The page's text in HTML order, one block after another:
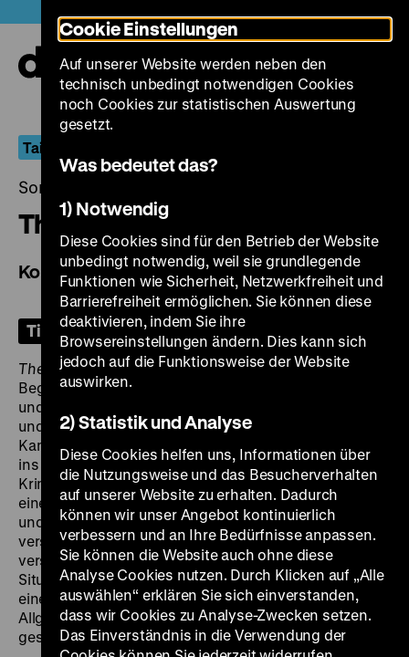
zum
Seiteninhalt
springen
Taipei Stories
Sonntag, 27. Oktober 2024, 20.00 Uhr
The Terrorizers
Kong bu fen zi
Tickets
The Terrorizersist ein Kaleidoskop zufälliger
Begegnungen, auseinanderdriftender Beziehungen
und fataler Entscheidungen in einem Taipeh, dessen
undurchdringliche Stadtlandschaften Yang und sein
Kameramann auf so imposante wie erdrückende Weise
ins Bild setzen. In Taipeh kreuzen sich die Wege einer
Kriminellen und eines Amateurfotografen, der diese bei
einer Schießerei beobachtet, mit einer Schriftstellerin
und ihrem entfremdeten, seiner Karriere
verschriebenen Mann. Die vielschichtige,
verschlungene Narration des Films verweist auf die
Situiertheit der Figuren in ihrer Umwelt und wird so zu
einer Reflexion über „den städtischen Raum im
Allgemeinen und bietet so etwas wie eine Anthologie
geschlossener Behausungen“ (Fredric Jameson). (jw)
Cookie Einstellungen
Auf unserer Website werden neben den
technisch unbedingt notwendigen Cookies
noch Cookies zur statistischen Auswertung
gesetzt.
Was bedeutet das?
1) Notwendig
Diese Cookies sind für den Betrieb der Website
unbedingt notwendig, weil sie grundlegende
Funktionen wie Sicherheit, Netzwerkfreiheit und
Barrierefreiheit ermöglichen. Sie können diese
deaktivieren, indem Sie ihre
Browsereinstellungen ändern. Dies kann sich
jedoch auf die Funktionsweise der Website
auswirken.
2) Statistik und Analyse
Diese Cookies helfen uns, Informationen über
die Nutzungsweise und das Besucherverhalten
auf unserer Website zu erhalten. Dadurch
können wir unser Angebot kontinuierlich
verbessern und an Ihre Bedürfnisse anpassen.
Sie können die Website auch ohne diese
Analyse Cookies nutzen. Durch Klicken auf „Alle
auswählen“ erklären Sie sich einverstanden,
dass wir Cookies zu Analyse-Zwecken setzen.
Das Einverständnis in die Verwendung der